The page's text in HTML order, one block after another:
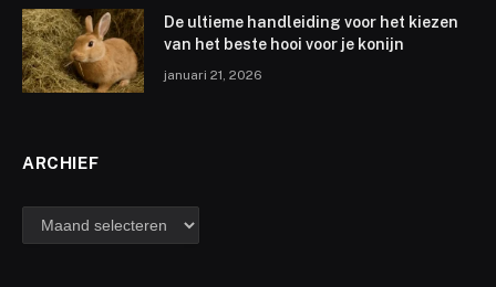
De ultieme handleiding voor het kiezen
van het beste hooi voor je konijn
januari 21, 2026
ARCHIEF
archief